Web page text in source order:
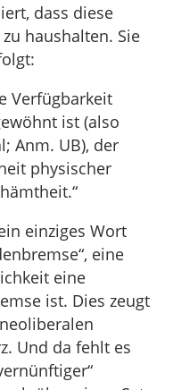
dass diese
haushalten. Sie
Verfügbarkeit
ist (also
Anm. UB), der
physischer
einziges Wort
eine
eine
ist. Dies zeugt
Und da fehlt es